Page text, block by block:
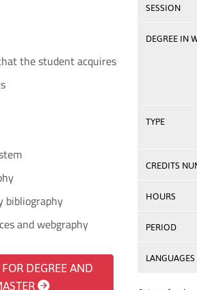
the student acquires
bibliography
and webgraphy
FOR DEGREE AND
SESSION
DEGREE IN
TYPE
CREDITS
HOURS
PERIOD